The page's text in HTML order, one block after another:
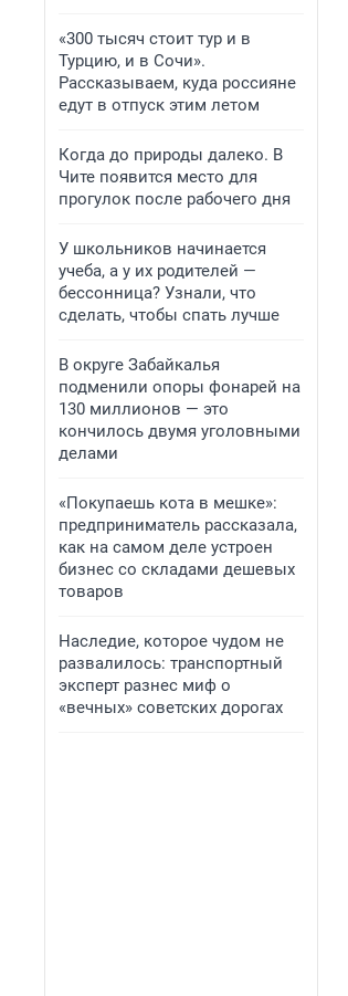
«300 тысяч стоит тур и в
Турцию, и в Сочи».
Рассказываем, куда россияне
едут в отпуск этим летом
Когда до природы далеко. В
Чите появится место для
прогулок после рабочего дня
У школьников начинается
учеба, а у их родителей —
бессонница? Узнали, что
сделать, чтобы спать лучше
В округе Забайкалья
подменили опоры фонарей на
130 миллионов — это
кончилось двумя уголовными
делами
«Покупаешь кота в мешке»:
предприниматель рассказала,
как на самом деле устроен
бизнес со складами дешевых
товаров
Наследие, которое чудом не
развалилось: транспортный
эксперт разнес миф о
«вечных» советских дорогах